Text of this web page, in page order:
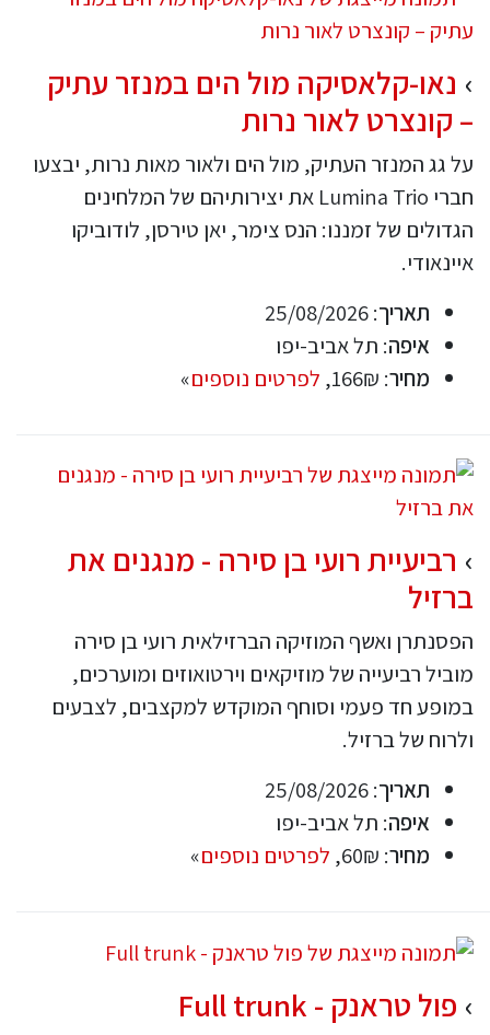
נאו-קלאסיקה מול הים במנזר עתיק
– קונצרט לאור נרות
על גג המנזר העתיק, מול הים ולאור מאות נרות, יבצעו
חברי Lumina Trio את יצירותיהם של המלחינים
הגדולים של זמננו: הנס צימר, יאן טירסן, לודוביקו
איינאודי.
תאריך: 25/08/2026
איפה: תל אביב-יפו
מחיר: 166₪, לפרטים נוספים»
רביעיית רועי בן סירה - מנגנים את
ברזיל
הפסנתרן ואשף המוזיקה הברזילאית רועי בן סירה
מוביל רביעייה של מוזיקאים וירטואוזים ומוערכים,
במופע חד פעמי וסוחף המוקדש למקצבים, לצבעים
ולרוח של ברזיל.
תאריך: 25/08/2026
איפה: תל אביב-יפו
מחיר: 60₪, לפרטים נוספים»
פול טראנק - Full trunk